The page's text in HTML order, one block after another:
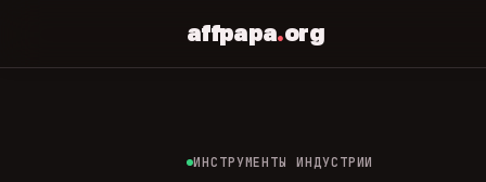
affpapa.org
ИНСТРУМЕНТЫ ИНДУСТРИИ